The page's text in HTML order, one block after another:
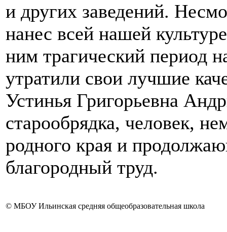
и других заведений.
нанес всей нашей
ним трагический период
утратили свои лучшие
Устинья Григорьевна
старообрядка, человек,
родного края и
благородный труд.
© МБОУ Ильинская средняя общеобразовательная школа